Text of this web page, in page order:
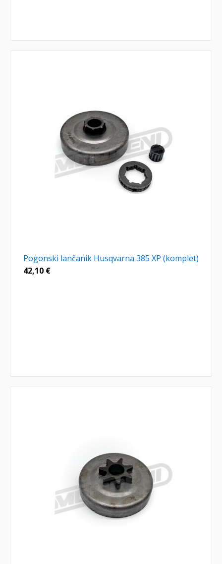
Pogonski lančanik Husqvarna 385 XP (komplet)
42,10 €